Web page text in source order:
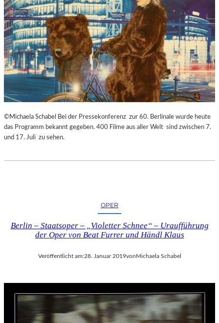
©Michaela Schabel Bei der Pressekonferenz zur 60. Berlinale wurde heute
das Programm bekannt gegeben. 400 Filme aus aller Welt sind zwischen 7.
und 17. Juli zu sehen.
OPER
Berlin – Staatsoper – „Violetter Schnee“ – Uraufführung
der Oper von Beat Furrer und Händl Klaus
Veröffentlicht am:28. Januar 2019von Michaela Schabel